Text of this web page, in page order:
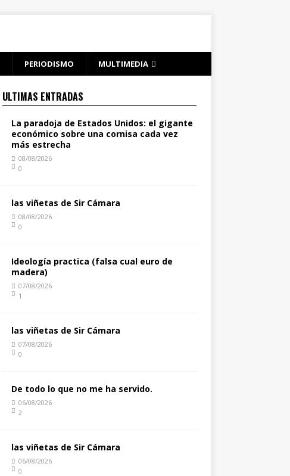
PERIODISMO MULTIMEDIA
ULTIMAS ENTRADAS
La paradoja de Estados Unidos: el gigante
económico sobre una cornisa cada vez
más estrecha
08/08/2026
0
las viñetas de Sir Cámara
08/08/2026
0
Ideología practica (falsa cual euro de
madera)
07/08/2026
1
las viñetas de Sir Cámara
07/08/2026
0
De todo lo que no me ha servido.
06/08/2026
2
las viñetas de Sir Cámara
06/08/2026
0